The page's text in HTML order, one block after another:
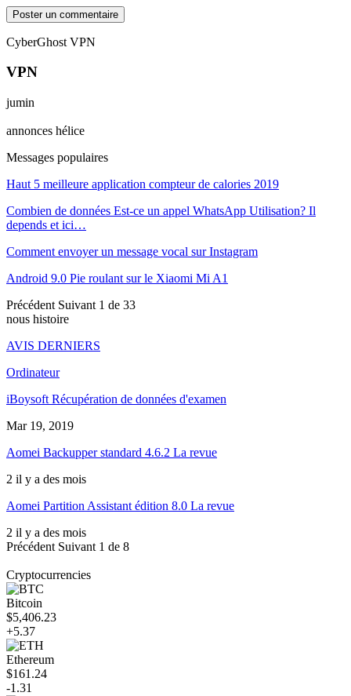
CyberGhost VPN
VPN
jumin
annonces hélice
Messages populaires
Haut 5 meilleure application compteur de calories 2019
Combien de données Est-ce un appel WhatsApp Utilisation? Il
depends et ici…
Comment envoyer un message vocal sur Instagram
Android 9.0 Pie roulant sur le Xiaomi Mi A1
Précédent Suivant 1 de 33
nous histoire
AVIS DERNIERS
Ordinateur
iBoysoft Récupération de données d'examen
Mar 19, 2019
Aomei Backupper standard 4.6.2 La revue
2 il y a des mois
Aomei Partition Assistant édition 8.0 La revue
2 il y a des mois
Précédent Suivant 1 de 8
Cryptocurrencies
Bitcoin
$5,406.23
+5.37
Ethereum
$161.24
-1.31